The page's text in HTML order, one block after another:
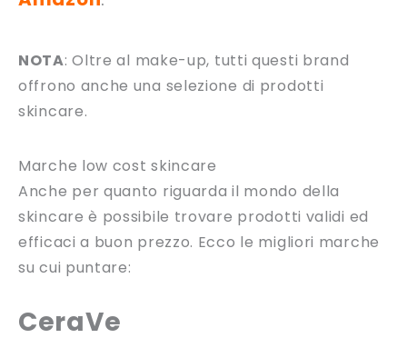
NOTA: Oltre al make-up, tutti questi brand
offrono anche una selezione di prodotti
skincare.
Marche low cost skincare
Anche per quanto riguarda il mondo della
skincare è possibile trovare prodotti validi ed
efficaci a buon prezzo. Ecco le migliori marche
su cui puntare:
CeraVe